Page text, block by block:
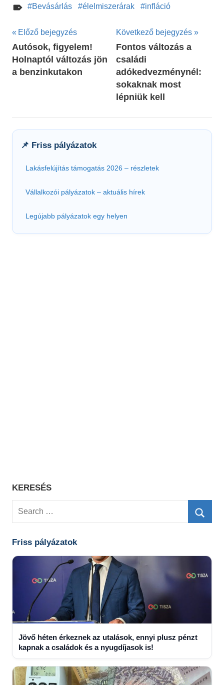
Bevásárlás élelmiszerárak infláció
Bejegyzés
navigáció
Előző bejegyzés
Autósok, figyelem!
Holnaptól változás jön
a benzinkutakon
Következő bejegyzés
Fontos változás a
családi
adókedvezménynél:
sokaknak most
lépniük kell
📌 Friss pályázatok
Lakásfelújítás támogatás 2026 – részletek
Vállalkozói pályázatok – aktuális hírek
Legújabb pályázatok egy helyen
KERESÉS
Search
Friss pályázatok
Jövő héten érkeznek az utalások, ennyi plusz pénzt
kapnak a családok és a nyugdíjasok is!